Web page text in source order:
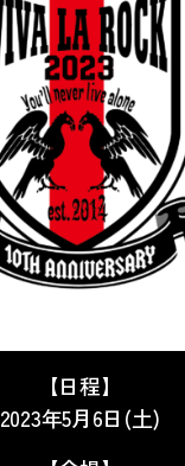
【日程】
2023年5月6日(土)